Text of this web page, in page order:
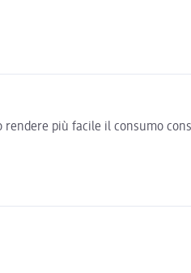
più facile il consumo